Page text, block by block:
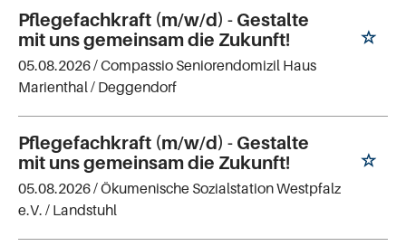
Pflegefachkraft (m/w/d) - Gestalte
mit uns gemeinsam die Zukunft!
05.08.2026 /Compassio Seniorendomizil Haus
Marienthal / Deggendorf
Pflegefachkraft (m/w/d) - Gestalte
mit uns gemeinsam die Zukunft!
05.08.2026 /Ökumenische Sozialstation Westpfalz
e.V. / Landstuhl